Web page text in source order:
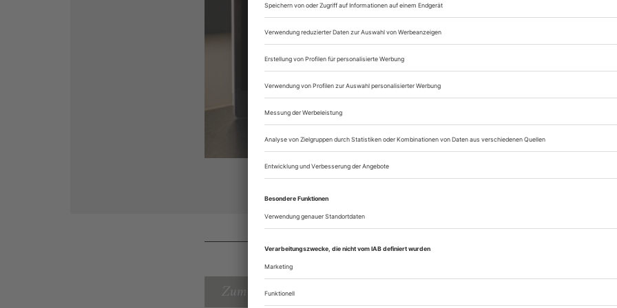
Lesegenuss auf
Zugang zum
Theater heute
Sie können alle Vorteile
Zum Inhaltsverzeichnis